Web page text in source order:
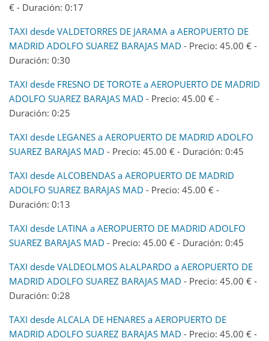
€ - Duración: 0:17
TAXI desde VALDETORRES DE JARAMA a AEROPUERTO DE
MADRID ADOLFO SUAREZ BARAJAS MAD - Precio: 45.00 € -
Duración: 0:30
TAXI desde FRESNO DE TOROTE a AEROPUERTO DE MADRID
ADOLFO SUAREZ BARAJAS MAD - Precio: 45.00 € -
Duración: 0:25
TAXI desde LEGANES a AEROPUERTO DE MADRID ADOLFO
SUAREZ BARAJAS MAD - Precio: 45.00 € - Duración: 0:45
TAXI desde ALCOBENDAS a AEROPUERTO DE MADRID
ADOLFO SUAREZ BARAJAS MAD - Precio: 45.00 € -
Duración: 0:13
TAXI desde LATINA a AEROPUERTO DE MADRID ADOLFO
SUAREZ BARAJAS MAD - Precio: 45.00 € - Duración: 0:45
TAXI desde VALDEOLMOS ALALPARDO a AEROPUERTO DE
MADRID ADOLFO SUAREZ BARAJAS MAD - Precio: 45.00 € -
Duración: 0:28
TAXI desde ALCALA DE HENARES a AEROPUERTO DE
MADRID ADOLFO SUAREZ BARAJAS MAD - Precio: 45.00 € -